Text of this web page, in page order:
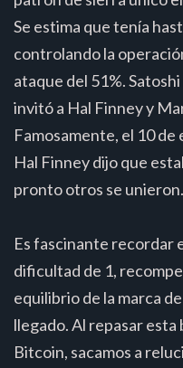
Se estima que tenía
controlando la
ataque del 51%.
invitó a Hal Finney y
Famosamente, el 10 de
Hal Finney dijo que
pronto otros se unieron.
Es fascinante recordar
dificultad de 1,
equilibrio de la marca
llegado. Al repasar
Bitcoin, sacamos a